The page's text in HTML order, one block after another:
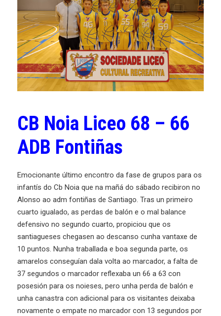
CB Noia Liceo 68 – 66
ADB Fontiñas
Emocionante último encontro da fase de grupos para os
infantís do Cb Noia que na mañá do sábado recibiron no
Alonso ao adm fontiñas de Santiago. Tras un primeiro
cuarto igualado, as perdas de balón e o mal balance
defensivo no segundo cuarto, propiciou que os
santiagueses chegasen ao descanso cunha vantaxe de
10 puntos. Nunha traballada e boa segunda parte, os
amarelos conseguían dala volta ao marcador, a falta de
37 segundos o marcador reflexaba un 66 a 63 con
posesión para os noieses, pero unha perda de balón e
unha canastra con adicional para os visitantes deixaba
novamente o empate no marcador con 13 segundos por